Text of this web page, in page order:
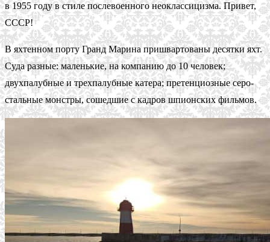
в 1955 году в стиле послевоенного неоклассицизма. Привет,
СССР!
В яхтенном порту Гранд Марина пришвартованы десятки яхт.
Суда разные: маленькие, на компанию до 10 человек;
двухпалубные и трехпалубные катера; претенциозные серо-
стальные монстры, сошедшие с кадров шпионских фильмов.